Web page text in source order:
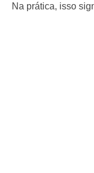
Na prática, isso